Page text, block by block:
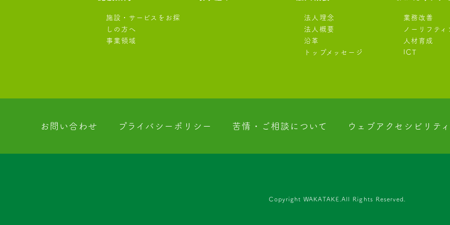
施設・サービスをお探
しの方へ
事業領域
法人理念
法人概要
沿革
トップメッセージ
業務改善
ノーリフティ
人材育成
ICT
お問い合わせ プライバシーポリシー 苦情・ご相談について ウェブアクセシビリテ
Copyright WAKATAKE.All Rights Reserved.